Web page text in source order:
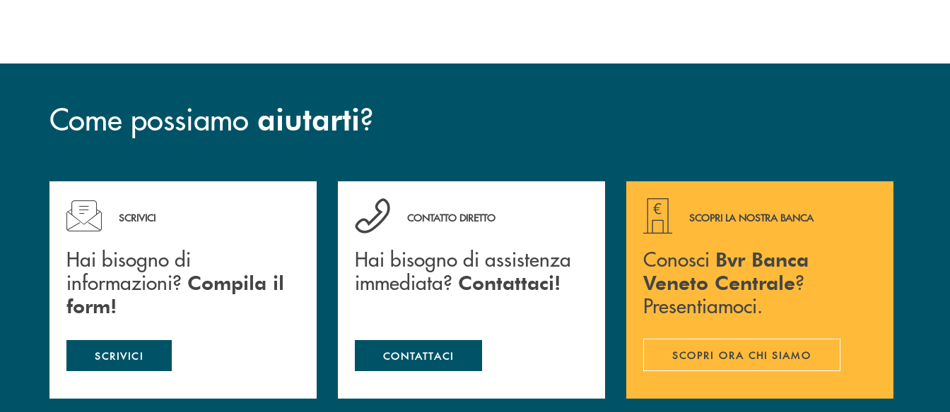
Come possiamo aiutarti?
Hai bisogno di informazioni? Compila il form!
SCRIVICI
Hai bisogno di
informazioni? Compila il
form!
SCRIVICI
Hai bisogno di assistenza immediata? Contattaci!
CONTATTO DIRETTO
Hai bisogno di assistenza
immediata? Contattaci!
CONTATTACI
Conosci Bvr Banca Veneto Centrale ? Presentiamoci.
SCOPRI LA NOSTRA BANCA
Conosci Bvr Banca
Veneto Centrale?
Presentiamoci.
SCOPRI ORA CHI SIAMO